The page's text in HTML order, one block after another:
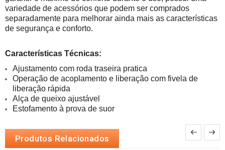
variedade de acessórios que podem ser comprados
separadamente para melhorar ainda mais as características
de segurança e conforto.
Características Técnicas:
Ajustamento com roda traseira pratica
Operação de acoplamento e liberação com fivela de
Estofamento à prova de suor
Produtos Relacionados